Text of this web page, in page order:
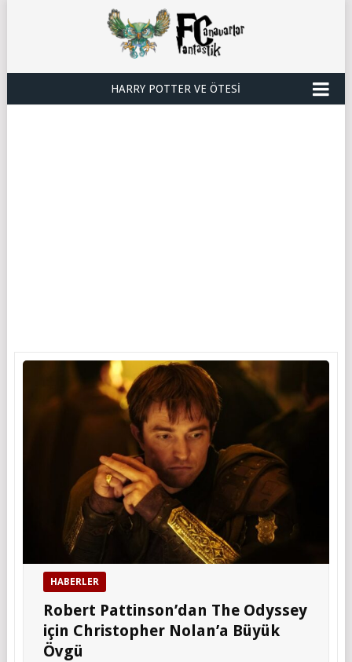
HARRY POTTER VE ÖTESI
HABERLER
Robert Pattinson’dan The Odyssey
için Christopher Nolan’a Büyük
Övgü